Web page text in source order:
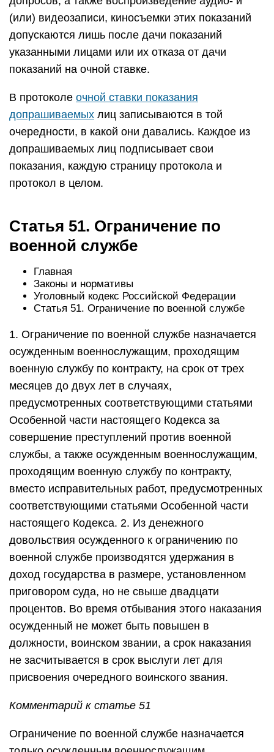
(или) видеозаписи, киносъемки этих показаний
допускаются лишь после дачи показаний
указанными лицами или их отказа от дачи
показаний на очной ставке.
В протоколе очной ставки показания
допрашиваемых лиц записываются в той
очередности, в какой они давались. Каждое из
допрашиваемых лиц подписывает свои
показания, каждую страницу протокола и
протокол в целом.
Статья 51. Ограничение по
военной службе
Главная
Законы и нормативы
Уголовный кодекс Российской Федерации
Статья 51. Ограничение по военной службе
1. Ограничение по военной службе назначается
осужденным военнослужащим, проходящим
военную службу по контракту, на срок от трех
месяцев до двух лет в случаях,
предусмотренных соответствующими статьями
Особенной части настоящего Кодекса за
совершение преступлений против военной
службы, а также осужденным военнослужащим,
проходящим военную службу по контракту,
вместо исправительных работ, предусмотренных
соответствующими статьями Особенной части
настоящего Кодекса. 2. Из денежного
довольствия осужденного к ограничению по
военной службе производятся удержания в
доход государства в размере, установленном
приговором суда, но не свыше двадцати
процентов. Во время отбывания этого наказания
осужденный не может быть повышен в
должности, воинском звании, а срок наказания
не засчитывается в срок выслуги лет для
присвоения очередного воинского звания.
Комментарий к статье 51
Ограничение по военной службе назначается